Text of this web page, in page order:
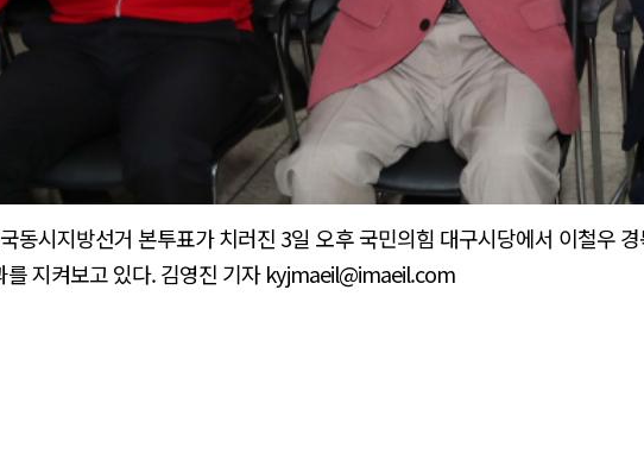
동시지방선거 본투표가 치러진 3일 오후 국민의힘 대구시당에서 이철우
를 지켜보고 있다. 김영진 기자 kyjmaeil@imaeil.com